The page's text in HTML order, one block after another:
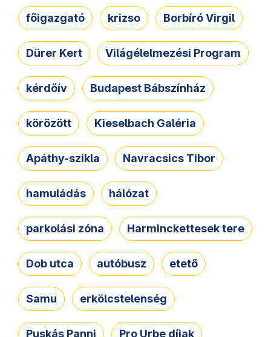
főigazgató krizso Borbíró Virgil
Dürer Kert Világélelmezési Program
kérdőív Budapest Bábszínház
körözött Kieselbach Galéria
Apáthy-szikla Navracsics Tibor
hamuládás hálózat
parkolási zóna Harminckettesek tere
Dob utca autóbusz etető
Samu erkölcstelenség
Puskás Panni Pro Urbe díjak